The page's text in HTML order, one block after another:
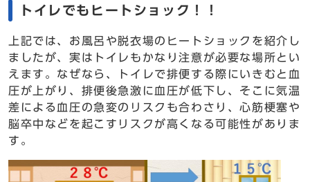
トイレでもヒートショック！！
上記では、お風呂や脱衣場のヒートショックを紹介し
ましたが、実はトイレもかなり注意が必要な場所とい
えます。なぜなら、トイレで排便する際にいきむと血
圧が上がり、排便後急激に血圧が低下し、そこに気温
差による血圧の急変のリスクも合わさり、心筋梗塞や
脳卒中などを起こすリスクが高くなる可能性がありま
す。